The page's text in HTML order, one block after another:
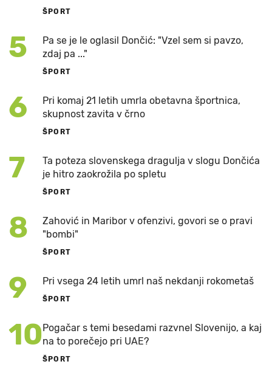
ŠPORT
5
Pa se je le oglasil Dončić: "Vzel sem si pavzo,
zdaj pa ..."
ŠPORT
6
Pri komaj 21 letih umrla obetavna športnica,
skupnost zavita v črno
ŠPORT
7
Ta poteza slovenskega dragulja v slogu Dončića
je hitro zaokrožila po spletu
ŠPORT
8
Zahović in Maribor v ofenzivi, govori se o pravi
"bombi"
ŠPORT
9 Pri vsega 24 letih umrl naš nekdanji rokometaš
ŠPORT
10 Pogačar s temi besedami razvnel Slovenijo, a kaj
na to porečejo pri UAE?
ŠPORT